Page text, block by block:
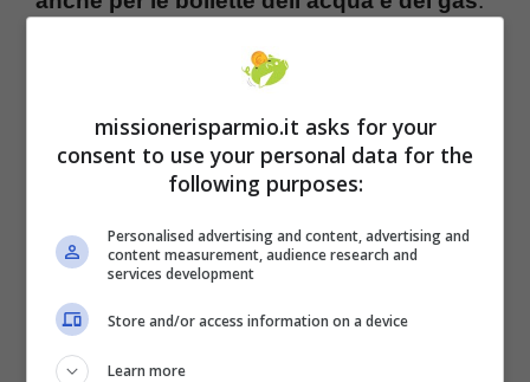
alle famiglia che ne hanno diritto. Come si fa
per avere il bonus? Bisogna presentare la
Dichiarazione sostitutiva unica e ottenere
l’attestazione dell’Indicatore della Situazione
Economica Equivalente (ISEE).Il bonus
sulla bolletta è riconosciuto di dritto ai
percettori del reddito o pensione di
cittadinanza.
missionerisparmio.it asks for your
consent to use your personal data for the
following purposes:
Personalised advertising and content, advertising and
content measurement, audience research and
services development
Store and/or access information on a device
Learn more